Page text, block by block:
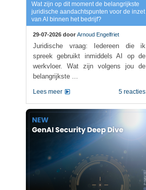
Wat zijn op dit moment de belangrijkste
juridische aandachtspunten voor de inzet
van AI binnen het bedrijf?
29-07-2026 door Arnoud Engelfriet
Juridische vraag: Iedereen die ik
spreek gebruikt inmiddels AI op de
werkvloer. Wat zijn volgens jou de
belangrijkste ...
5 reacties
Lees meer